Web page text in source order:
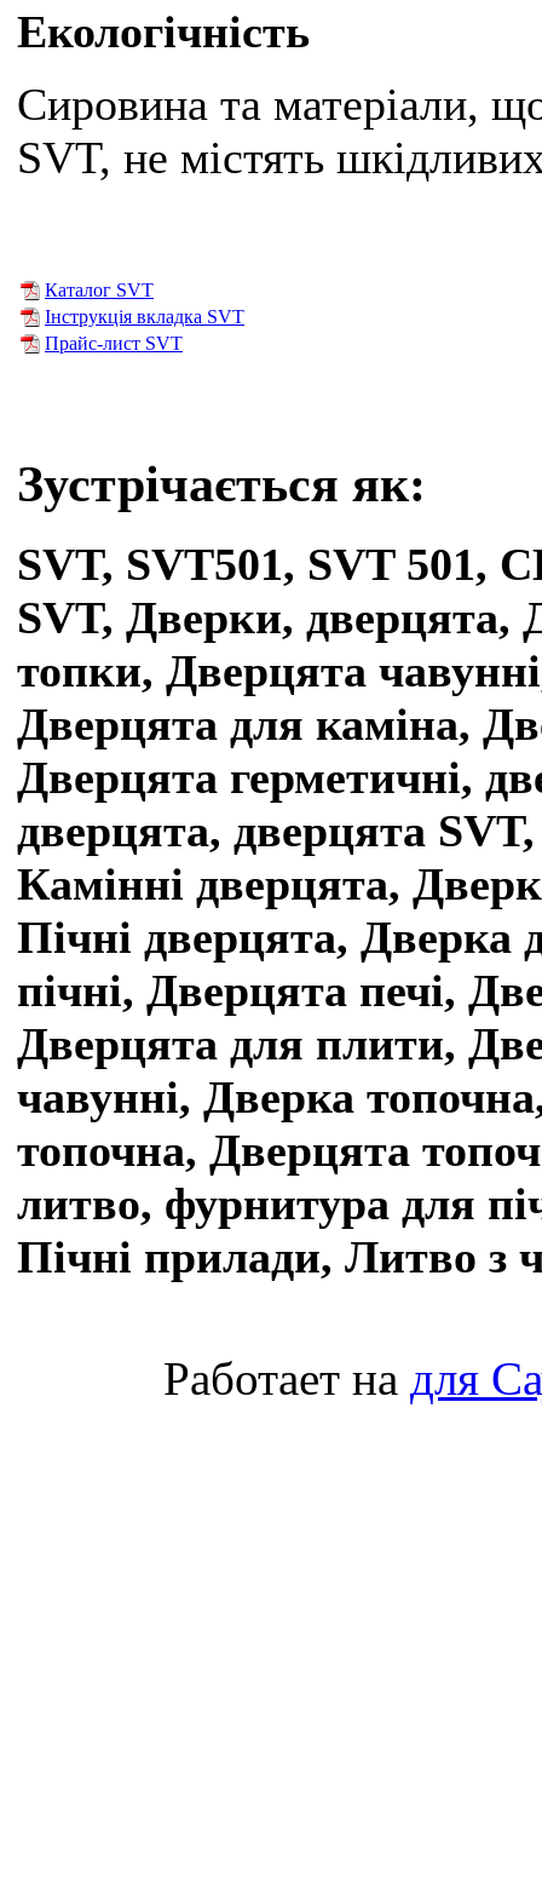
Екологічність
Сировина та матеріали,
SVT, не містять
Каталог SVT
Інструкція вкладка SVT
Прайс-лист SVT
Зустрічається як:
SVT, SVT501, SVT 501,
SVT, Дверки, дверцята,
топки, Дверцята
Дверцята для каміна,
Дверцята герметичні,
дверцята, дверцята
Камінні дверцята,
Пічні дверцята, Дверка
пічні, Дверцята печі,
Дверцята для плити,
чавунні, Дверка
топочна, Дверцята
литво, фурнитура для
Пічні прилади, Литво з
Работает на для